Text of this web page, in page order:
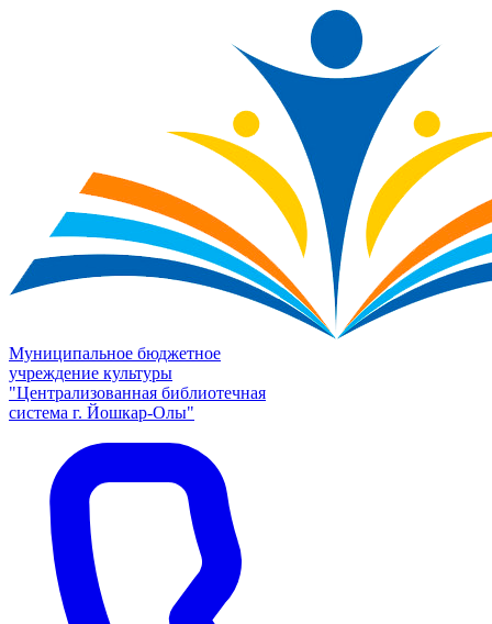
Муниципальное бюджетное
учреждение культуры
"Централизованная библиотечная
система г. Йошкар-Олы"